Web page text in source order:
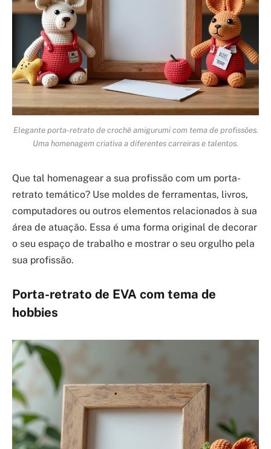
Elegante porta-retrato de crochê amigurumi com tema de profissões.
Uma homenagem criativa a diferentes carreiras e talentos.
Que tal homenagear a sua profissão com um porta-
retrato temático? Use moldes de ferramentas, livros,
computadores ou outros elementos relacionados à sua
área de atuação. Essa é uma forma original de decorar
o seu espaço de trabalho e mostrar o seu orgulho pela
sua profissão.
Porta-retrato de EVA com tema de
hobbies